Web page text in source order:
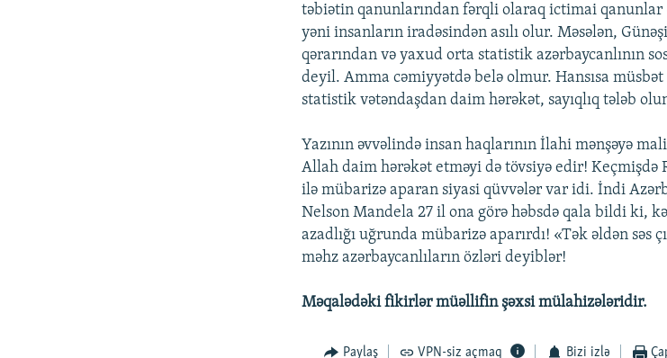
təbiətin qanunlarından fərqli olaraq ictimai qanunlar
yəni insanların iradəsindən asılı olur. Məsələn,
qərarından və yaxud orta statistik azərbaycanlının
deyil. Amma cəmiyyətdə belə olmur. Hansısa
statistik vətəndaşdan daim hərəkət, sayıqlıq tələb
Yazının əvvəlində insan haqlarının İlahi mənşəyə
Allah daim hərəkət etməyi də tövsiyə edir! Keçmişdə
ilə mübarizə aparan siyasi qüvvələr var idi. İndi
Nelson Mandela 27 il ona görə həbsdə qala bildi ki,
azadlığı uğrunda mübarizə aparırdı! «Tək əldən səs
məhz azərbaycanlıların özləri deyiblər!
Məqalədəki fikirlər müəllifin şəxsi mülahizələridir.
Paylaş VPN-siz açmaq Bizi izlə